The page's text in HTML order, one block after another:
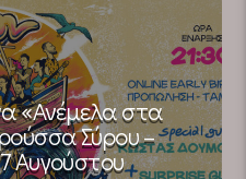
«Ανέμελα στα
Σύρου –
Αυγούστου